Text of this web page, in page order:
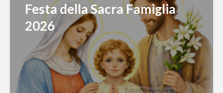
Festa della Sacra Famiglia
2026